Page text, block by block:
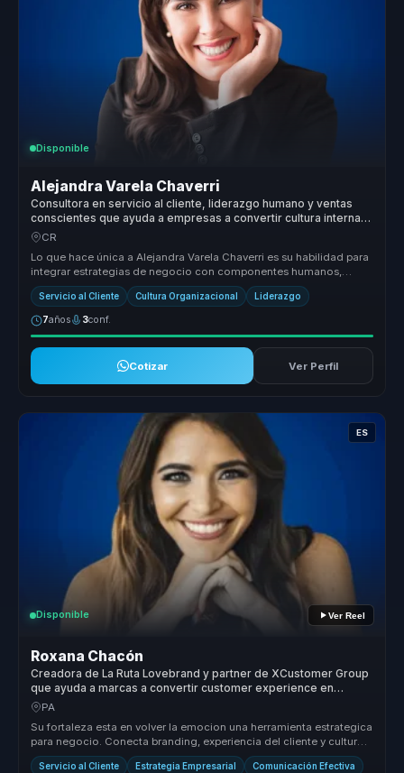
Disponible
Alejandra Varela Chaverri
Consultora en servicio al cliente, liderazgo humano y ventas
conscientes que ayuda a empresas a convertir cultura interna
en experiencia del cliente.
CR
Lo que hace única a Alejandra Varela Chaverri es su habilidad para
integrar estrategias de negocio con componentes humanos,
ofreciendo so...
Servicio al Cliente Cultura Organizacional Liderazgo
7años 3conf.
Cotizar Ver Perfil
ES
Disponible Ver Reel
Roxana Chacón
Creadora de La Ruta Lovebrand y partner de XCustomer Group
que ayuda a marcas a convertir customer experience en
fidelizacion, diferenciacion y rentabilidad.
PA
Su fortaleza esta en volver la emocion una herramienta estrategica
para negocio. Conecta branding, experiencia del cliente y cultura
de s...
Servicio al Cliente Estrategia Empresarial Comunicación Efectiva